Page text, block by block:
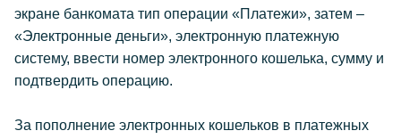
экране банкомата тип операции «Платежи», затем –
«Электронные деньги», электронную платежную
систему, ввести номер электронного кошелька, сумму и
подтвердить операцию.
За пополнение электронных кошельков в платежных